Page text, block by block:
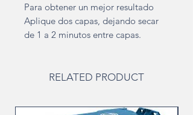
Para obtener un mejor resultado
Aplique dos capas, dejando secar
de 1 a 2 minutos entre capas.
RELATED PRODUCT